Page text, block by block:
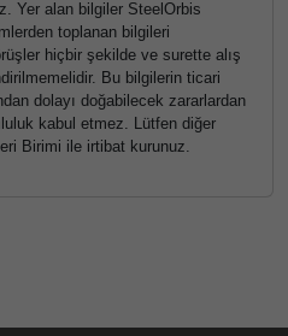
Yer alan bilgiler SteelOrbis
toplanan bilgileri
hiçbir şekilde ve surette alış
Bu bilgilerin ticari
dolayı doğabilecek zararlardan
kabul etmez. Lütfen diğer
Birimi ile irtibat kurunuz.